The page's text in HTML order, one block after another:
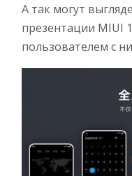
А так могут
презентации MIUI
пользователем с